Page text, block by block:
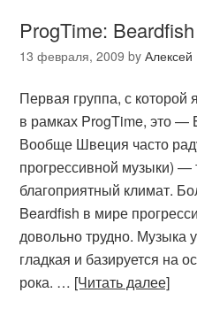
ProgTime: Beardfish
13 февраля, 2009 byАлексей
Первая группа, с которой
в рамках ProgTime, это —
Вообще Швеция часто
прогрессивной музыки) —
благоприятный климат.
Beardfish в мире
довольно трудно. Музыка
гладкая и базируется на
рока. … [Читать далее]